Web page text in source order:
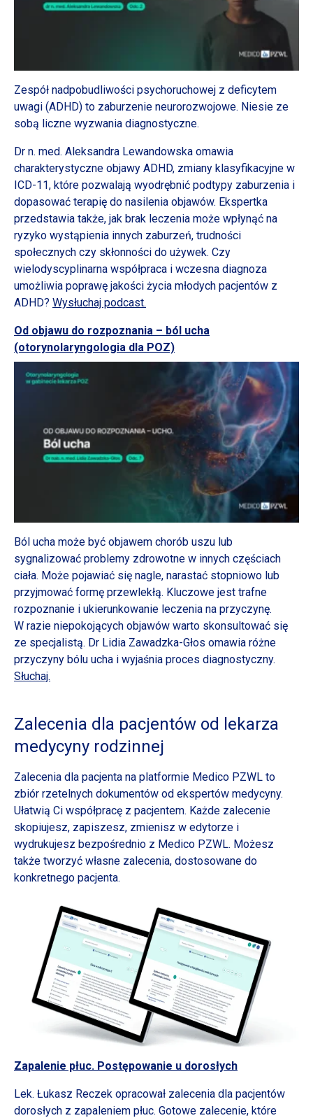
Zespół nadpobudliwości psychoruchowej z deficytem
uwagi (ADHD) to zaburzenie neurorozwojowe. Niesie ze
sobą liczne wyzwania diagnostyczne.
Dr n. med. Aleksandra Lewandowska omawia
charakterystyczne objawy ADHD, zmiany klasyfikacyjne w
ICD-11, które pozwalają wyodrębnić podtypy zaburzenia i
dopasować terapię do nasilenia objawów. Ekspertka
przedstawia także, jak brak leczenia może wpłynąć na
ryzyko wystąpienia innych zaburzeń, trudności
społecznych czy skłonności do używek. Czy
wielodyscyplinarna współpraca i wczesna diagnoza
umożliwia poprawę jakości życia młodych pacjentów z
ADHD? Wysłuchaj podcast.
Od objawu do rozpoznania – ból ucha
(otorynolaryngologia dla POZ)
Ból ucha może być objawem chorób uszu lub
sygnalizować problemy zdrowotne w innych częściach
ciała. Może pojawiać się nagle, narastać stopniowo lub
przyjmować formę przewlekłą. Kluczowe jest trafne
rozpoznanie i ukierunkowanie leczenia na przyczynę.
W razie niepokojących objawów warto skonsultować się
ze specjalistą. Dr Lidia Zawadzka-Głos omawia różne
przyczyny bólu ucha i wyjaśnia proces diagnostyczny.
Słuchaj.
Zalecenia dla pacjentów od lekarza
medycyny rodzinnej
Zalecenia dla pacjenta na platformie Medico PZWL to
zbiór rzetelnych dokumentów od ekspertów medycyny.
Ułatwią Ci współpracę z pacjentem. Każde zalecenie
skopiujesz, zapiszesz, zmienisz w edytorze i
wydrukujesz bezpośrednio z Medico PZWL. Możesz
także tworzyć własne zalecenia, dostosowane do
konkretnego pacjenta.
Zapalenie płuc. Postępowanie u dorosłych
Lek. Łukasz Reczek opracował zalecenia dla pacjentów
dorosłych z zapaleniem płuc. Gotowe zalecenie, które